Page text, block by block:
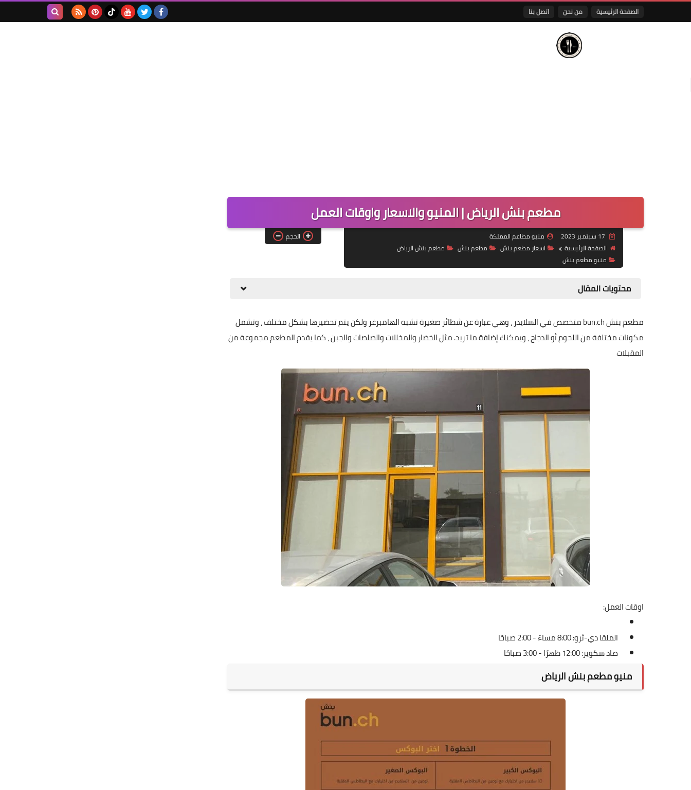
الصفحة الرئيسية من نحن اتصل بنا
مطعم بنش الرياض | المنيو والاسعار واوقات العمل
منيو مطاعم المملكة
الصفحة الرئيسية
اسعار مطعم بنش مطعم بنش
مطعم بنش الرياض
منيو مطعم بنش
الحجم
محتويات المقال
مطعم بنش bun.ch متخصص في السلايدر ، وهي عبارة عن شطائر صغيرة تشبه الهامبرغر ولكن يتم تحضيرها بشكل مختلف ، وتشمل
مكونات مختلفة من اللحوم أو الدجاج ، ويمكنك إضافة ما تريد. مثل الخضار والمخللات والصلصات والجبن ، كما يقدم المطعم مجموعة من
المقبلات
اوقات العمل:
الملقا دي-ثرو: 8:00 مساءً - 2:00 صباحًا
صاد سكوير: 12:00 ظهرًا - 3:00 صباحًا
منيو مطعم بنش الرياض